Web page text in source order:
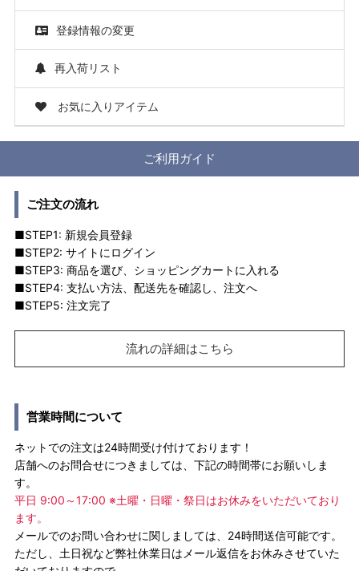
登録情報の変更
再入荷リスト
お気に入りアイテム
ご利用ガイド
ご注文の流れ
■STEP1: 新規会員登録
■STEP2: サイトにログイン
■STEP3: 商品を選び、ショッピングカートに入れる
■STEP4: 支払い方法、配送先を確認し、注文へ
■STEP5: 注文完了
流れの詳細はこちら
営業時間について
ネットでの注文は24時間受け付けております！
店舗へのお問合せにつきましては、下記の時間帯にお願いしま
す。
平日 9:00～17:00 ※土曜・日曜・祭日はお休みをいただいており
ます。
メールでのお問い合わせに関しましては、24時間送信可能です。
ただし、土日祝など弊社休業日はメール返信をお休みさせていた